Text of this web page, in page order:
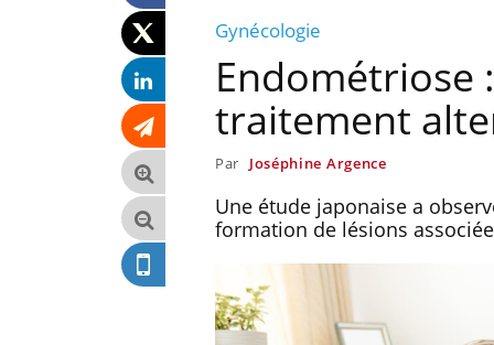
Gynécologie
Endométriose
traitement
Par Joséphine Argence
Une étude japonaise a
formation de lésions